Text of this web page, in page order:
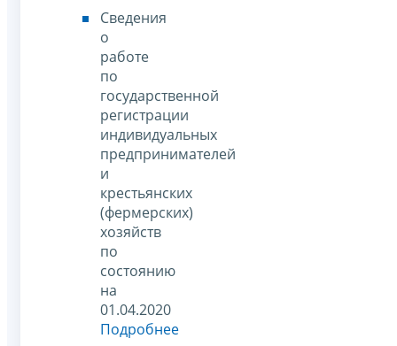
Сведения
о
работе
по
государственной
регистрации
индивидуальных
предпринимателей
и
крестьянских
(фермерских)
хозяйств
по
состоянию
на
01.04.2020
Подробнее